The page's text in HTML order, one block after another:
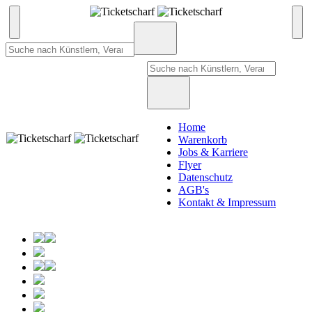
Home
Warenkorb
Jobs & Karriere
Flyer
Datenschutz
AGB's
Kontakt & Impressum